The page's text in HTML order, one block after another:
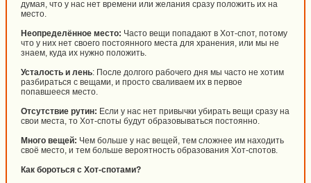
думая, что у нас нет времени или желания сразу положить их на
место.
Неопределённое место: Часто вещи попадают в Хот-спот, потому
что у них нет своего постоянного места для хранения, или мы не
знаем, куда их нужно положить.
Усталость и лень: После долгого рабочего дня мы часто не хотим
разбираться с вещами, и просто сваливаем их в первое
попавшееся место.
Отсутствие рутин: Если у нас нет привычки убирать вещи сразу на
свои места, то Хот-споты будут образовываться постоянно.
Много вещей: Чем больше у нас вещей, тем сложнее им находить
своё место, и тем больше вероятность образования Хот-спотов.
Как бороться с Хот-спотами?